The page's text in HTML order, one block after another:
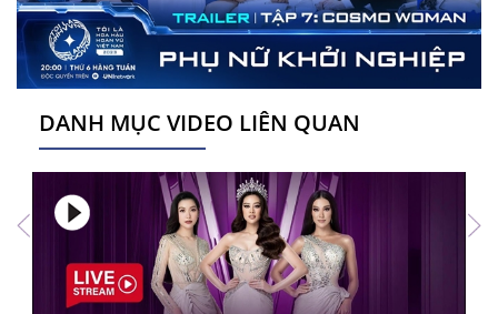
Video
DANH MỤC VIDEO LIÊN QUAN